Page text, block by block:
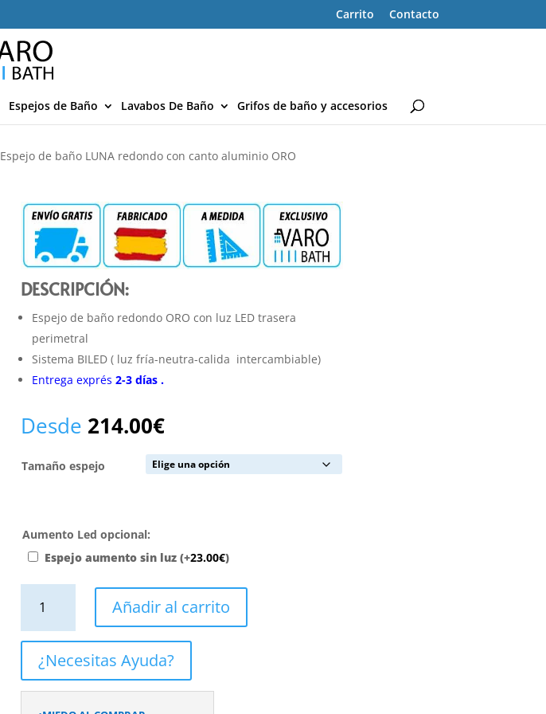
Carrito
Contacto
Espejos de Baño Lavabos De Baño Grifos de baño y accesorios
Espejo de baño LUNA redondo con canto aluminio ORO
DESCRIPCIÓN:
Espejo de baño redondo ORO con luz LED trasera
perimetral
Sistema BILED ( luz fría-neutra-calida intercambiable)
Entrega exprés 2-3días .
Desde 214.00€
Tamaño espejo
Aumento Led opcional:
Espejo aumento sin luz(+23.00€)
baño
LUNA
redondo
con
Añadir al carrito
¿Necesitas Ayuda?